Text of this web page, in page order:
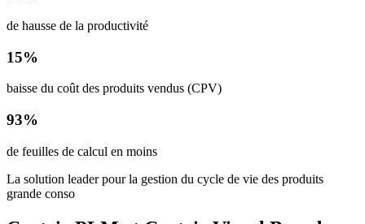
de hausse de la productivité
15%
baisse du coût des produits vendus (CPV)
93%
de feuilles de calcul en moins
La solution leader pour la gestion du cycle de vie des produits
grande conso